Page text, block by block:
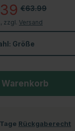
€63.99
zzgl. Versand
Größe
Warenkorb
Rückgaberecht